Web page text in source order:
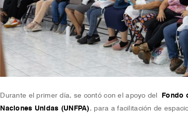
Durante el primer día, se contó con el apoyo del
Fondo
Naciones Unidas (UNFPA)
, para a facilitación de